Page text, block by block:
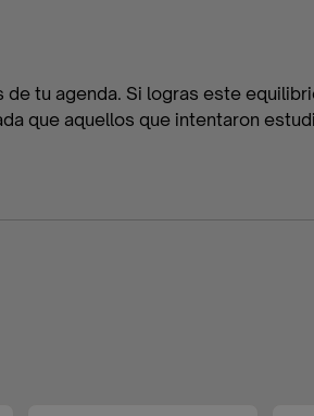
tu agenda. Si logras este
que aquellos que intentaron